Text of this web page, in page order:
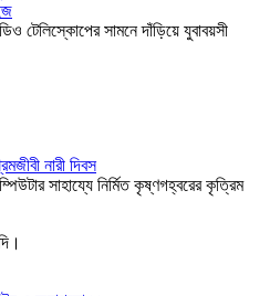
টেলিস্কোপের সামনে দাঁড়িয়ে যুবাবয়সী
নারী দিবস
সাহায্যে নির্মিত কৃষ্ণগহ্বরের কৃত্রিম